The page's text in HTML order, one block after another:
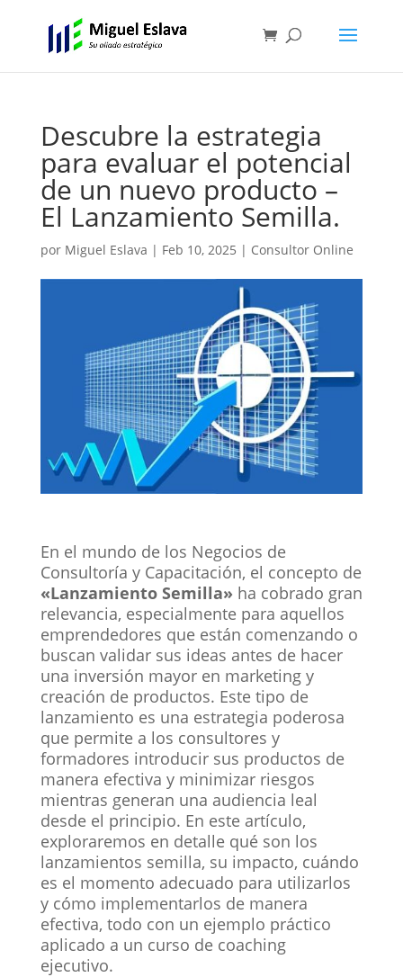
Descubre la estrategia
para evaluar el potencial
de un nuevo producto –
El Lanzamiento Semilla.
por Miguel Eslava | Feb 10, 2025 | Consultor Online
En el mundo de los Negocios de
Consultoría y Capacitación, el concepto de
«Lanzamiento Semilla» ha cobrado gran
relevancia, especialmente para aquellos
emprendedores que están comenzando o
buscan validar sus ideas antes de hacer
una inversión mayor en marketing y
creación de productos. Este tipo de
lanzamiento es una estrategia poderosa
que permite a los consultores y
formadores introducir sus productos de
manera efectiva y minimizar riesgos
mientras generan una audiencia leal
desde el principio. En este artículo,
exploraremos en detalle qué son los
lanzamientos semilla, su impacto, cuándo
es el momento adecuado para utilizarlos
y cómo implementarlos de manera
efectiva, todo con un ejemplo práctico
aplicado a un curso de coaching
ejecutivo.